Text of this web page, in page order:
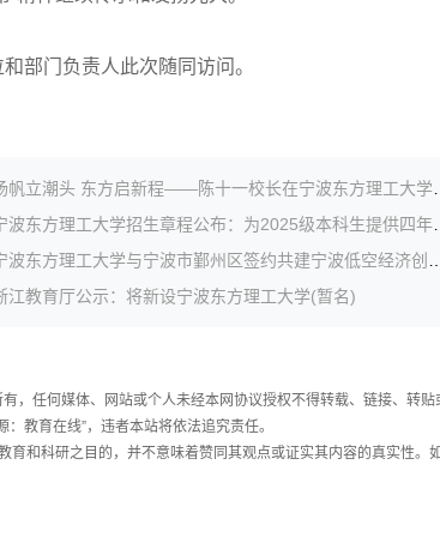
门负责人此次随同访问。
扬帆立潮头 东方
宁波东方理工大
宁波东方理工大学与宁波市鄞州区签
江教育厅公示：将新设宁波东方理工大学(暂名)
，任何媒体、网站或个人未经本网协议授权不得转载、链接、转贴
教育在线”，违者本站将依法追究责任。
和科研之目的，并不意味着赞同其观点或证实其内容的真实性。